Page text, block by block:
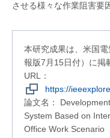
させる様々な作業阻害要
本研究成果は、米国
報版7月15日付）に掲
URL：
https://
論文名：
System Based on
Office Work Scenario